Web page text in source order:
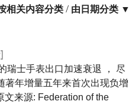
相关内容分类 / 由日期分类 ▼
瑞士手表出口加速衰退 ， 尽
著年增量五年来首次出现负增
文来源: Federation of the